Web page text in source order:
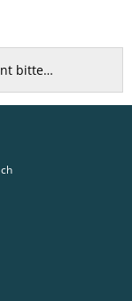
bitte…